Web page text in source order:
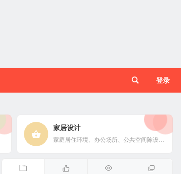
登录
家居设计
家庭居住环境、办公场所、公共空间陈设风格以设计搭配